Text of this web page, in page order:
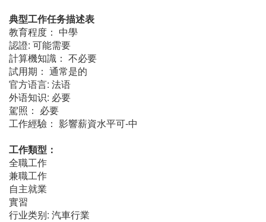
典型工作任务描述表
教育程度： 中學
認證: 可能需要
計算機知識： 不必要
試用期： 通常是的
官方语言: 法语
外语知识: 必要
駕照： 必要
工作經驗： 影響薪資水平可-中
工作類型：
全職工作
兼職工作
自主就業
實習
行业类别: 汽車行業